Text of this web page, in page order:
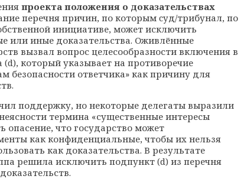
проекта положения о доказательствах
перечня причин, по которым cуд/трибунал, по
инициативе, может исключить
или иные доказательства. Оживлённые
вызвал вопрос целесообразности включения в
(d), который указывает на противоречие
безопасности ответчика» как причину для
поддержку, но некоторые делегаты выразили
термина «существенные интересы
опасение, что государство может
как конфиденциальные, чтобы их нельзя
как доказательства. В результате
решила исключить подпункт (d) из перечня